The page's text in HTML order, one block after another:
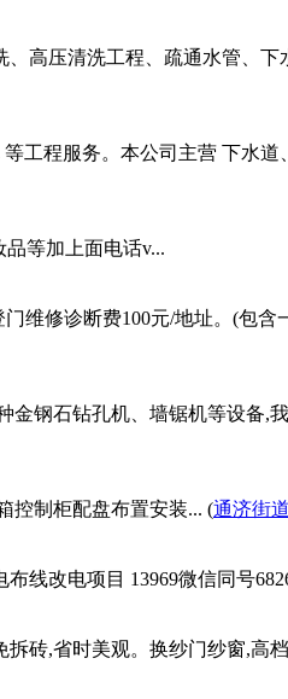
高压清洗工程、疏通水管、
工程服务。本公司主营 下水
等加上面电话v...
维修诊断费100元/地址。(包
钢石钻孔机、墙锯机等设备
控制柜配盘布置安装... (通济街道
线改电项目 13969微信同号
砖,省时美观。换纱门纱窗,高